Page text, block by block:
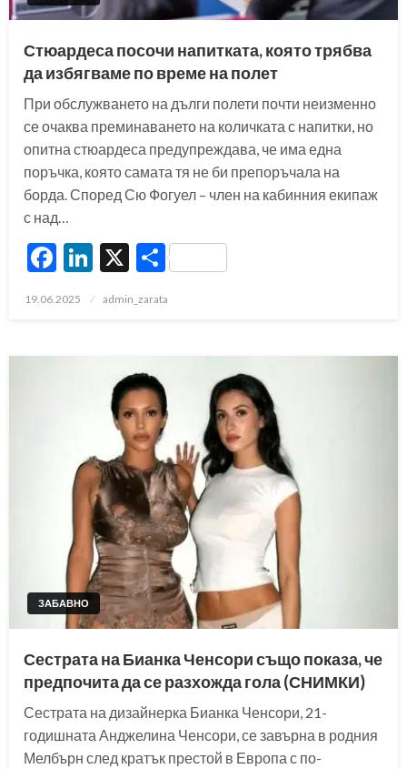
Стюардеса посочи напитката, която трябва
да избягваме по време на полет
При обслужването на дълги полети почти неизменно
се очаква преминаването на количката с напитки, но
опитна стюардеса предупреждава, че има една
поръчка, която самата тя не би препоръчала на
борда. Според Сю Фогуел – член на кабинния екипаж
с над…
Facebook
LinkedIn
X Share
Posted
19.06.2025 admin_zarata
ЗАБАВНО
Сестрата на Бианка Ченсори също показа, че
предпочита да се разхожда гола (СНИМКИ)
Сестрата на дизайнерка Бианка Ченсори, 21-
годишната Анджелина Ченсори, се завърна в родния
Мелбърн след кратък престой в Европа с по-